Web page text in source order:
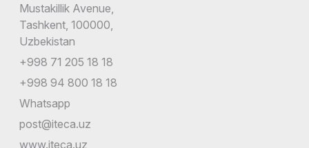
Mustakillik Avenue,
Tashkent, 100000,
Uzbekistan
+998 71 205 18 18
+998 94 800 18 18
Whatsapp
post@iteca.uz
www.iteca.uz